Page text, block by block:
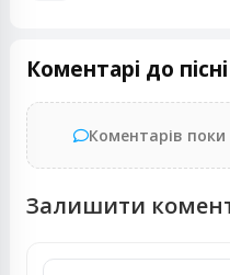
Коментарі до пісні
Коментарів
Залишити